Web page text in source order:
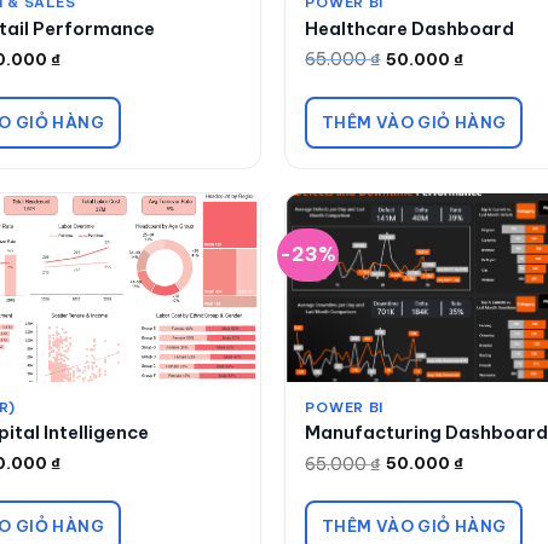
Performance
₫
GIỎ HÀNG
Healthcare Dashboard
65.000₫
Giá
là:
65.000 ₫.
50.000 ₫
Giá
tại
50.000 ₫.
THÊM VÀO GIỎ HÀNG
Intelligence
₫
GIỎ HÀNG
-23%
POWER BI
Manufacturing Dashboard
65.000₫
Giá
là:
65.000 ₫.
50.000 ₫
Giá
tại
50.000 ₫.
THÊM VÀO GIỎ HÀNG